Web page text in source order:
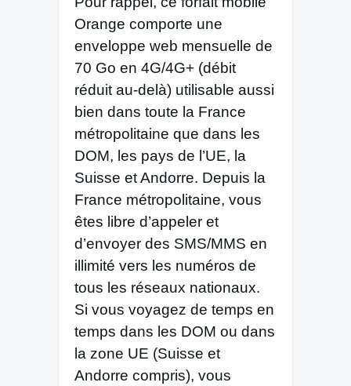
Orange comporte une
enveloppe web mensuelle de
70 Go en 4G/4G+ (débit
réduit au-delà) utilisable aussi
bien dans toute la France
métropolitaine que dans les
DOM, les pays de l’UE, la
Suisse et Andorre. Depuis la
France métropolitaine, vous
êtes libre d’appeler et
d’envoyer des SMS/MMS en
illimité vers les numéros de
tous les réseaux nationaux.
Si vous voyagez de temps en
temps dans les DOM ou dans
la zone UE (Suisse et
Andorre compris), vous